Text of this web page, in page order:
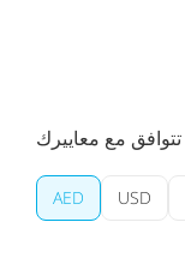
AED USD